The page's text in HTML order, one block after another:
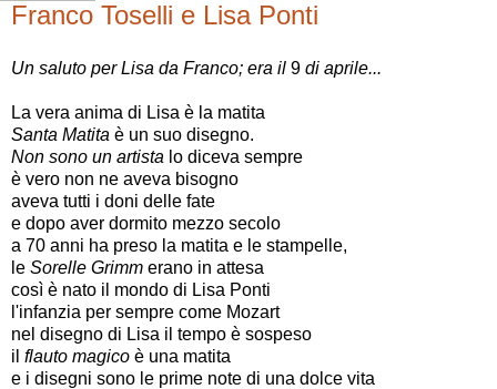
Franco Toselli e Lisa Ponti
Un saluto per Lisa da Franco; era il 9 di aprile...
La vera anima di Lisa è la matita
Santa Matita è un suo disegno.
Non sono un artista lo diceva sempre
è vero non ne aveva bisogno
aveva tutti i doni delle fate
e dopo aver dormito mezzo secolo
a 70 anni ha preso la matita e le stampelle,
le Sorelle Grimm erano in attesa
così è nato il mondo di Lisa Ponti
l'infanzia per sempre come Mozart
nel disegno di Lisa il tempo è sospeso
il flauto magico è una matita
e i disegni sono le prime note di una dolce vita